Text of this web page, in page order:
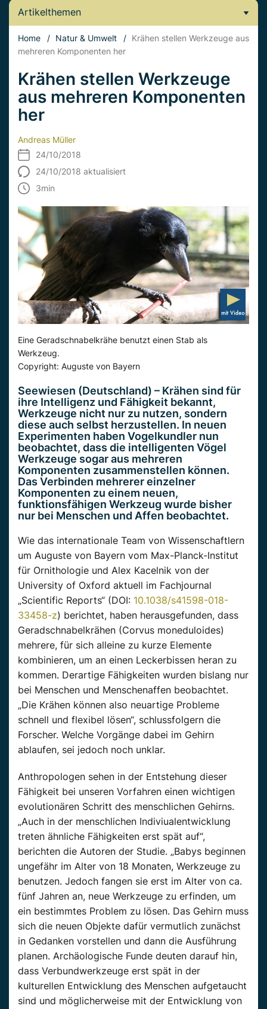
Artikelthemen
Home / Natur & Umwelt / Krähen stellen Werkzeuge aus
mehreren Komponenten her
Krähen stellen Werkzeuge
aus mehreren Komponenten
her
Andreas Müller
24/10/2018
24/10/2018 aktualisiert
3min
Eine Geradschnabelkrähe benutzt einen Stab als
Werkzeug.
Copyright: Auguste von Bayern
Seewiesen (Deutschland) – Krähen sind für
ihre Intelligenz und Fähigkeit bekannt,
Werkzeuge nicht nur zu nutzen, sondern
diese auch selbst herzustellen. In neuen
Experimenten haben Vogelkundler nun
beobachtet, dass die intelligenten Vögel
Werkzeuge sogar aus mehreren
Komponenten zusammenstellen können.
Das Verbinden mehrerer einzelner
Komponenten zu einem neuen,
funktionsfähigen Werkzeug wurde bisher
nur bei Menschen und Affen beobachtet.
Wie das internationale Team von Wissenschaftlern
um Auguste von Bayern vom Max-Planck-Institut
für Ornithologie und Alex Kacelnik von der
University of Oxford aktuell im Fachjournal
„Scientific Reports“ (DOI: 10.1038/s41598-018-
33458-z) berichtet, haben herausgefunden, dass
Geradschnabelkrähen (Corvus moneduloides)
mehrere, für sich alleine zu kurze Elemente
kombinieren, um an einen Leckerbissen heran zu
kommen. Derartige Fähigkeiten wurden bislang nur
bei Menschen und Menschenaffen beobachtet.
„Die Krähen können also neuartige Probleme
schnell und flexibel lösen“, schlussfolgern die
Forscher. Welche Vorgänge dabei im Gehirn
ablaufen, sei jedoch noch unklar.
Anthropologen sehen in der Entstehung dieser
Fähigkeit bei unseren Vorfahren einen wichtigen
evolutionären Schritt des menschlichen Gehirns.
„Auch in der menschlichen Indiviualentwicklung
treten ähnliche Fähigkeiten erst spät auf“,
berichten die Autoren der Studie. „Babys beginnen
ungefähr im Alter von 18 Monaten, Werkzeuge zu
benutzen. Jedoch fangen sie erst im Alter von ca.
fünf Jahren an, neue Werkzeuge zu erfinden, um
ein bestimmtes Problem zu lösen. Das Gehirn muss
sich die neuen Objekte dafür vermutlich zunächst
in Gedanken vorstellen und dann die Ausführung
planen. Archäologische Funde deuten darauf hin,
dass Verbundwerkzeuge erst spät in der
kulturellen Entwicklung des Menschen aufgetaucht
sind und möglicherweise mit der Entwicklung von